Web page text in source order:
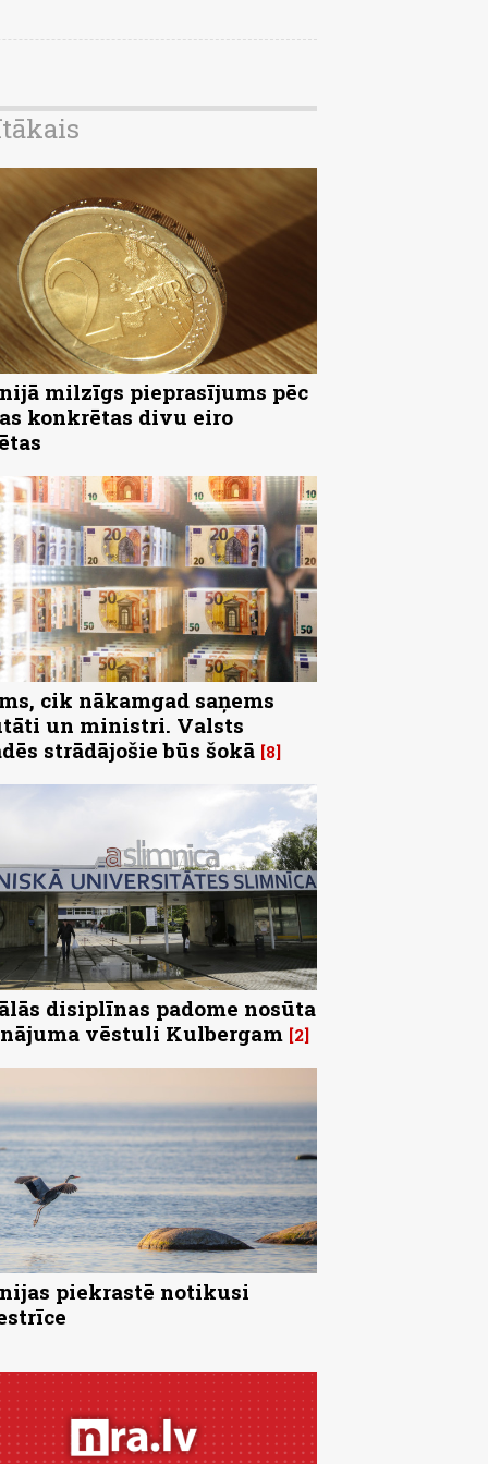
milzīgs pieprasījums pēc
konkrētas divu eiro
cik nākamgad saņems
un ministri. Valsts
strādājošie būs šokā 8
disiplīnas padome nosūta
vēstuli Kulbergam 2
piekrastē notikusi